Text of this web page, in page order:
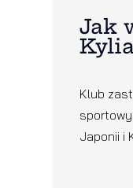
Jak
Klub
Japonii i